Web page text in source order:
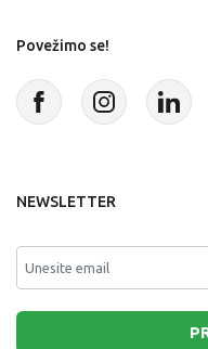
Povežimo se!
NEWSLETTER